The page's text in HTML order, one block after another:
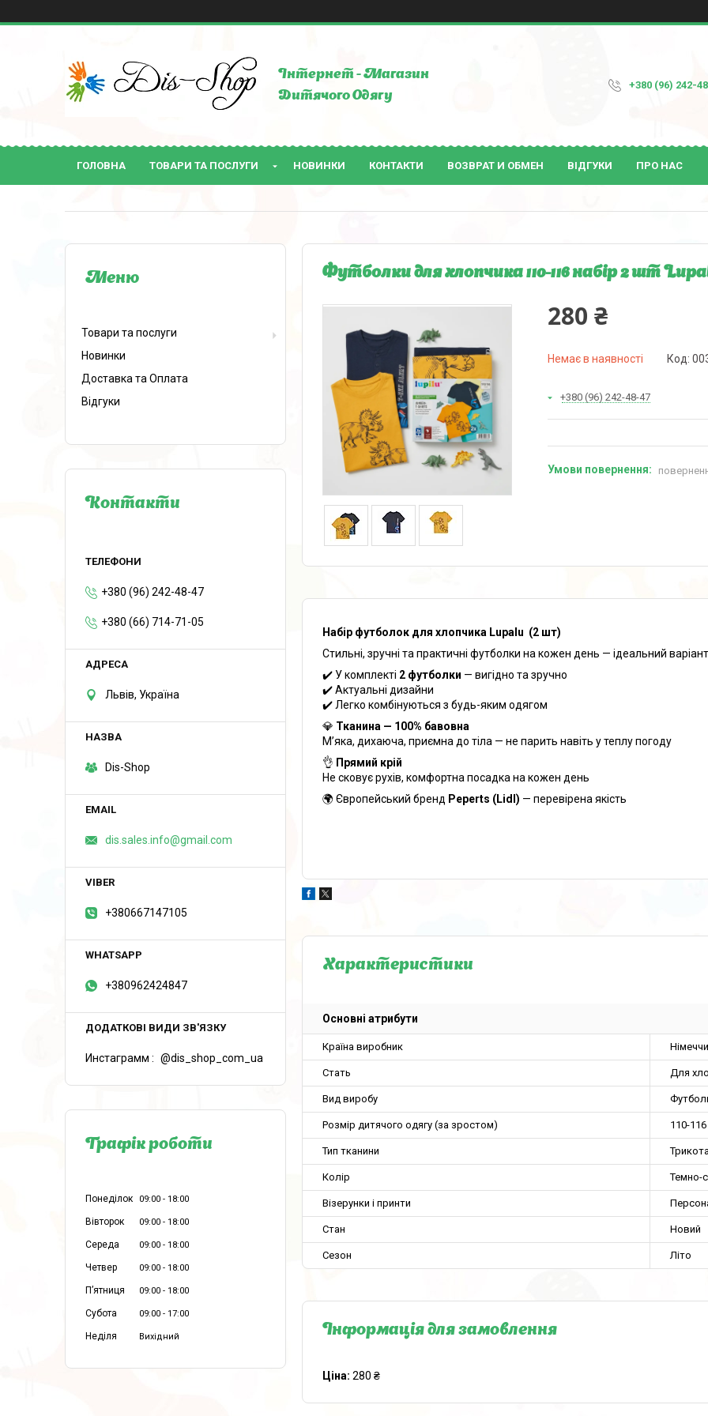
Інтернет - Магазин
Дитячого Одягу
+380 (96) 242-
ГОЛОВНА ТОВАРИ ТА ПОСЛУГИ НОВИНКИ КОНТАКТИ ВОЗВРАТ И ОБМЕН ВІДГУКИ ПРО НАС
Футболки для хлопчика 110-116 набір 2 шт
280 ₴
Немає в наявності Код:
+380 (96) 242-48-47
Набір футболок для хлопчика Lupalu (2 шт)
Стильні, зручні та практичні футболки на кожен день — ідеальний
✔️ У комплекті 2 футболки — вигідно та зручно
✔️ Актуальні дизайни
✔️ Легко комбінуються з будь-яким одягом
💎 Тканина — 100% бавовна
М’яка, дихаюча, приємна до тіла — не парить навіть у теплу погоду
👌 Прямий крій
Не сковує рухів, комфортна посадка на кожен день
🌍 Європейський бренд Peperts (Lidl) — перевірена якість
Характеристики
Основні атрибути
Країна виробник
Стать Для
Вид виробу
Розмір дитячого одягу (за зростом) 110-116
Тип тканини
Колір Темно-
Візерунки і принти
Стан Новий
Сезон Літо
Інформація для замовлення
Ціна: 280 ₴
Товари та послуги
Новинки
Доставка та Оплата
Відгуки
Контакти
+380 (96) 242-48-47
+380 (66) 714-71-05
Львів, Україна
Dis-Shop
dis.sales.info@gmail.com
+380667147105
+380962424847
Инстаграмм @dis_shop_com_ua
Графік роботи
Понеділок 09:00 18:00
Вівторок 09:00 18:00
Середа 09:00 18:00
Четвер 09:00 18:00
Пʼятниця 09:00 18:00
Субота 09:00 17:00
Неділя Вихідний